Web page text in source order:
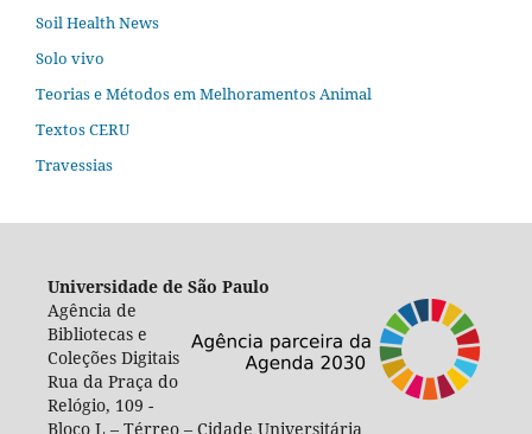
Soil Health News
Solo vivo
Teorias e Métodos em Melhoramentos Animal
Textos CERU
Travessias
Universidade de São Paulo
Agência de
Bibliotecas e
Coleções Digitais
Rua da Praça do
Relógio, 109 -
Bloco L – Térreo – Cidade Universitária